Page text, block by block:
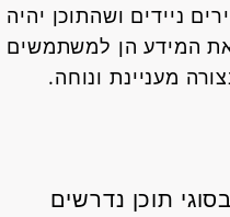
ניידים ושהתוכן
את המידע הן
מעניינת ונוחה.
תוכן נדרשים